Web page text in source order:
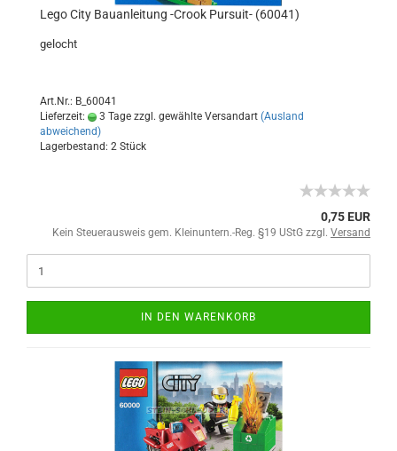
Lego City Bauanleitung -Crook Pursuit- (60041)
gelocht
Art.Nr.: B_60041
Lieferzeit:
3 Tage zzgl. gewählte Versandart (Ausland
abweichend)
Lagerbestand: 2 Stück
0,75 EUR
Kein Steuerausweis gem. Kleinuntern.-Reg. §19 UStG zzgl. Versand
IN DEN WARENKORB